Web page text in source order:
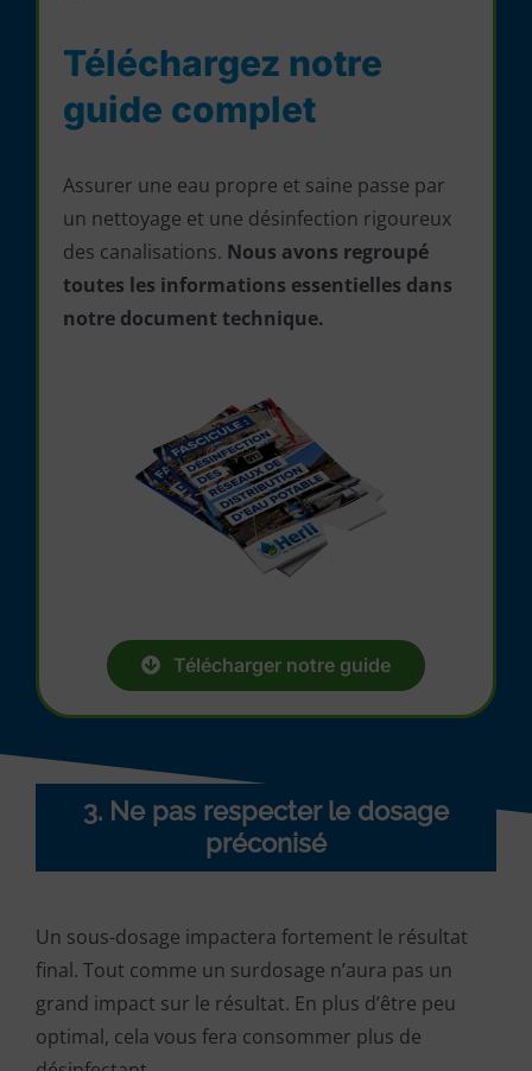
Téléchargez notre
guide complet
Assurer une eau propre et saine passe par
un nettoyage et une désinfection rigoureux
des canalisations. Nous avons regroupé
toutes les informations essentielles dans
notre document technique.
Télécharger notre guide
3. Ne pas respecter le dosage
préconisé
Un sous-dosage impactera fortement le résultat
final. Tout comme un surdosage n’aura pas un
grand impact sur le résultat. En plus d’être peu
optimal, cela vous fera consommer plus de